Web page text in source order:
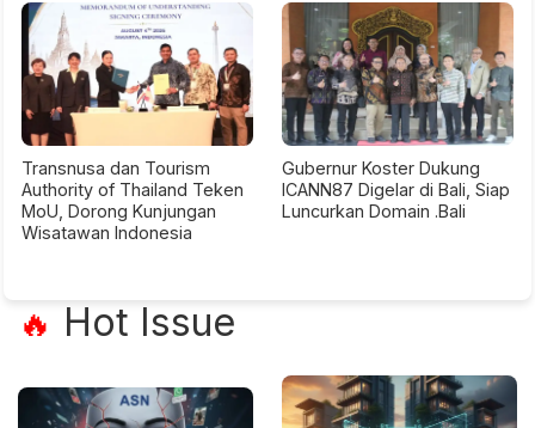
Transnusa dan Tourism
Authority of Thailand Teken
MoU, Dorong Kunjungan
Wisatawan Indonesia
Gubernur Koster Dukung
ICANN87 Digelar di Bali, Siap
Luncurkan Domain .Bali
🔥 Hot Issue